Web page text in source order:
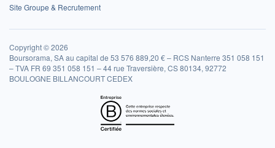
Site Groupe & Recrutement
Copyright © 2026
Boursorama, SA au capital de 53 576 889,20 € – RCS Nanterre 351 058 151
– TVA FR 69 351 058 151 – 44 rue Traversière, CS 80134, 92772
BOULOGNE BILLANCOURT CEDEX